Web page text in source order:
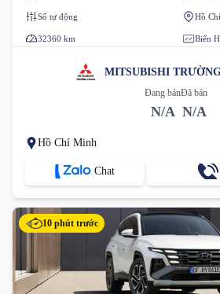
Số tự động Hồ
32360 km Biển
MITSUBISHI
Đang bán
N/A
Đã bán
N/A
Hồ Chí Minh
Chat
10 phút trước